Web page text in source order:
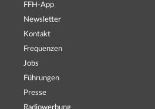
FFH-App
Newsletter
Kontakt
Frequenzen
Jobs
Führungen
Presse
Radiowerbung